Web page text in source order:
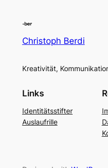
Christoph Berdi
Kreativität,
Links
Identitätsstifter
Auslaufrille